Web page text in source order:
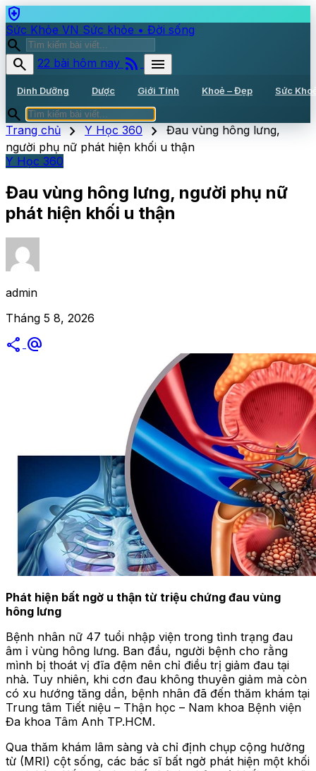
health_and_safety
Sức Khỏe VN Sức khỏe • Đời sống
search
search
22 bài hôm nay rss_feed menu
Dinh Dưỡng Dược Giới Tính Khoẻ – Đẹp Sức
search
Trang chủ chevron_right Y Học 360 chevron_right Đau vùng hông lưng,
người phụ nữ phát hiện khối u thận
Y Học 360
Đau vùng hông lưng, người phụ nữ
phát hiện khối u thận
admin
Tháng 5 8, 2026
share alternate_email
Phát hiện bất ngờ u thận từ triệu chứng đau vùng
hông lưng
Bệnh nhân nữ 47 tuổi nhập viện trong tình trạng đau
âm ỉ vùng hông lưng. Ban đầu, người bệnh cho rằng
mình bị thoát vị đĩa đệm nên chỉ điều trị giảm đau tại
nhà. Tuy nhiên, khi cơn đau không thuyên giảm mà còn
có xu hướng tăng dần, bệnh nhân đã đến thăm khám tại
Trung tâm Tiết niệu – Thận học – Nam khoa Bệnh viện
Đa khoa Tâm Anh TP.HCM.
Qua thăm khám lâm sàng và chỉ định chụp cộng hưởng
từ (MRI) cột sống, các bác sĩ bất ngờ phát hiện một khối